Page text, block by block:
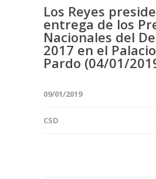
Los Reyes
entrega de los
Nacionales del
2017 en el
Pardo (04/01/
09/01/2019
CSD